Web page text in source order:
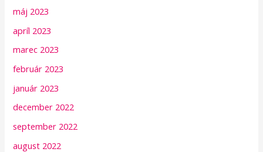
máj 2023
apríl 2023
marec 2023
február 2023
január 2023
december 2022
september 2022
august 2022